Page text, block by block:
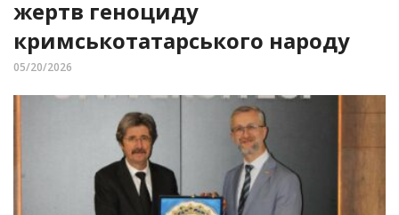
жертв геноциду
кримськотатарського народу
05/20/2026